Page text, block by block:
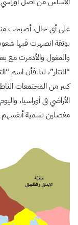
على أي حال، أصبحت
بوتقة انصهرت فيها
والمغول والأدمرت
“التتار”، لذا فأن اسم
كبير من المجتمعات
الأراضي في أوراسيا، واليوم
مفضلين تسمية أنفسهم